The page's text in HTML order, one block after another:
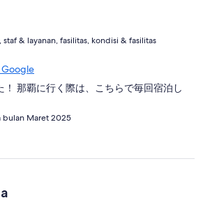
staf & layanan, fasilitas, kondisi & fasilitas
！ 那覇に行く際は、こちらで毎回宿泊し
bulan Maret 2025